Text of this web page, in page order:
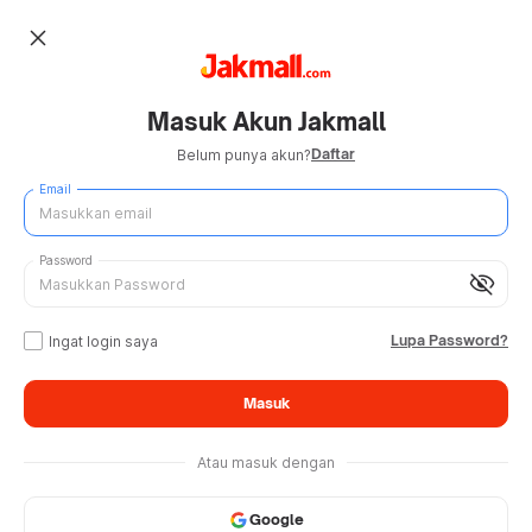
close
Masuk Akun Jakmall
Belum punya akun?Daftar
Email
visibility_off
Password
Ingat login saya Lupa Password?
Masuk
Atau masuk dengan
Google